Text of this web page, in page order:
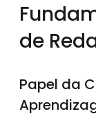
de
Papel da